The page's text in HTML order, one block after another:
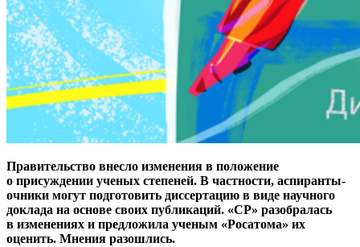
Правительство внесло изменения в положение
о присуждении ученых степеней. В частности, аспиранты-
очники могут подготовить диссертацию в виде научного
доклада на основе своих публикаций. «СР» разобралась
в изменениях и предложила ученым «Росатома» их
оценить. Мнения разошлись.